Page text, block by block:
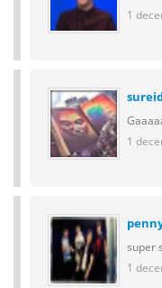
1
1
super
1